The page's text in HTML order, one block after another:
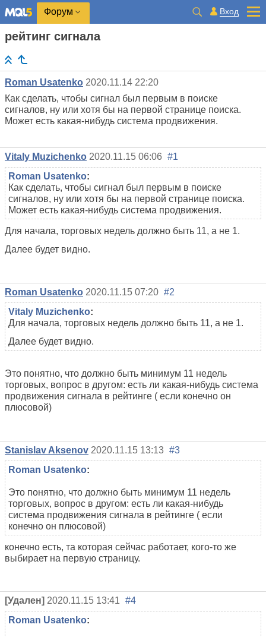
Форум Вход
рейтинг сигнала
Roman Usatenko 2020.11.14 22:20
Как сделать, чтобы сигнал был первым в поиске
сигналов, ну или хотя бы на первой странице поиска.
Может есть какая-нибудь система продвижения.
Vitaly Muzichenko 2020.11.15 06:06 #1
Roman Usatenko:
Как сделать, чтобы сигнал был первым в поиске
сигналов, ну или хотя бы на первой странице поиска.
Может есть какая-нибудь система продвижения.
Для начала, торговых недель должно быть 11, а не 1.
Далее будет видно.
Roman Usatenko 2020.11.15 07:20 #2
Vitaly Muzichenko:
Для начала, торговых недель должно быть 11, а не 1.
Далее будет видно.
Это понятно, что должно быть минимум 11 недель
торговых, вопрос в другом: есть ли какая-нибудь система
продвижения сигнала в рейтинге ( если конечно он
плюсовой)
Stanislav Aksenov 2020.11.15 13:13 #3
Roman Usatenko:
Это понятно, что должно быть минимум 11 недель
торговых, вопрос в другом: есть ли какая-нибудь
система продвижения сигнала в рейтинге ( если
конечно он плюсовой)
конечно есть, та которая сейчас работает, кого-то же
выбирает на первую страницу.
[Удален] 2020.11.15 13:41 #4
Roman Usatenko: